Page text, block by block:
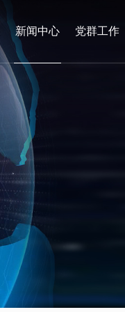
新闻中心 党群工作